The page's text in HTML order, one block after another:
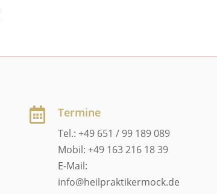
 Termine
Tel.: +49 651 / 99 189 089
Mobil: +49 163 216 18 39
E-Mail:
info@heilpraktikermock.de